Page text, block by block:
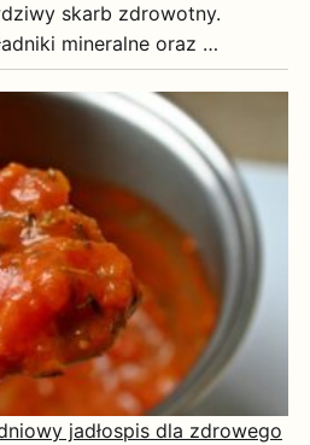
skarb zdrowotny.
mineralne oraz …
jadłospis dla zdrowego